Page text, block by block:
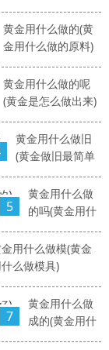
黄金用什么做的(黄
金用什么做的原料)
黄金用什么做的呢
(黄金是怎么做出来)
黄金用什么做旧
(黄金做旧最简单
5
黄金用什么做
的吗(黄金用什
用什么做模(黄金
么做模具)
7
黄金用什么做
成的(黄金用什